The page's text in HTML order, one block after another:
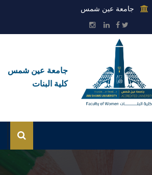
جامعة عين شمس
جامعة عين شمس
كلية البنات